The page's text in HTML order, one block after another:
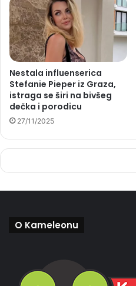
Nestala influenserica
Stefanie Pieper iz Graza,
istraga se širi na bivšeg
dečka i porodicu
27/11/2025
O Kameleonu